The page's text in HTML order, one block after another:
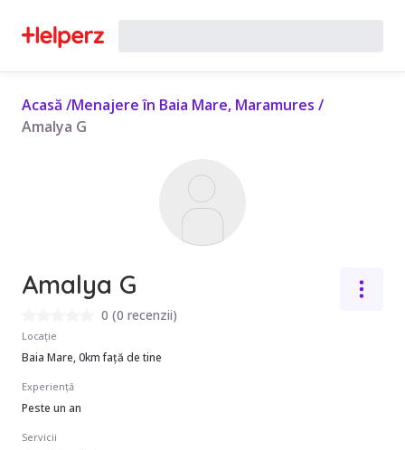
Acasă /Menajere în Baia Mare, Maramures /
Amalya G
Amalya G
0 (0 recenzii)
Locație
Baia Mare, 0km față de tine
Experiență
Peste un an
Servicii